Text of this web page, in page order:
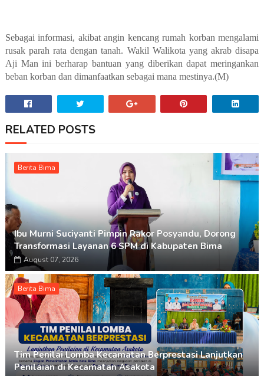
Sebagai informasi, akibat angin kencang rumah korban mengalami
rusak parah rata dengan tanah. Wakil Walikota yang akrab disapa
Aji Man ini berharap bantuan yang diberikan dapat meringankan
beban korban dan dimanfaatkan sebagai mana mestinya.(M)
RELATED POSTS
Berita Bima
Ibu Murni Suciyanti Pimpin Rakor Posyandu, Dorong
Transformasi Layanan 6 SPM di Kabupaten Bima
August 07, 2026
Berita Bima
Tim Penilai Lomba Kecamatan Berprestasi Lanjutkan
Penilaian di Kecamatan Asakota